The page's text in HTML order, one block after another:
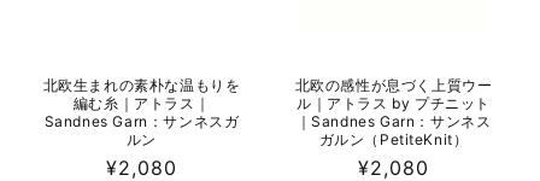
北欧生まれの素朴な温もりを
編む糸｜アトラス｜
Sandnes Garn：サンネスガ
ルン
通
¥2,080
北欧の感性が息づく上質ウー
ル｜アトラス by プチニット
｜Sandnes Garn：サンネス
ガルン（PetiteKnit）
通
¥2,080